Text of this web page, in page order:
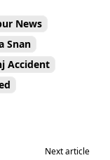
News
Snan
Accident
Next article